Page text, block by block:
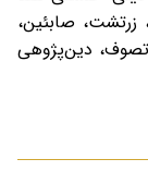
صابئین،
دین‌پژوهی